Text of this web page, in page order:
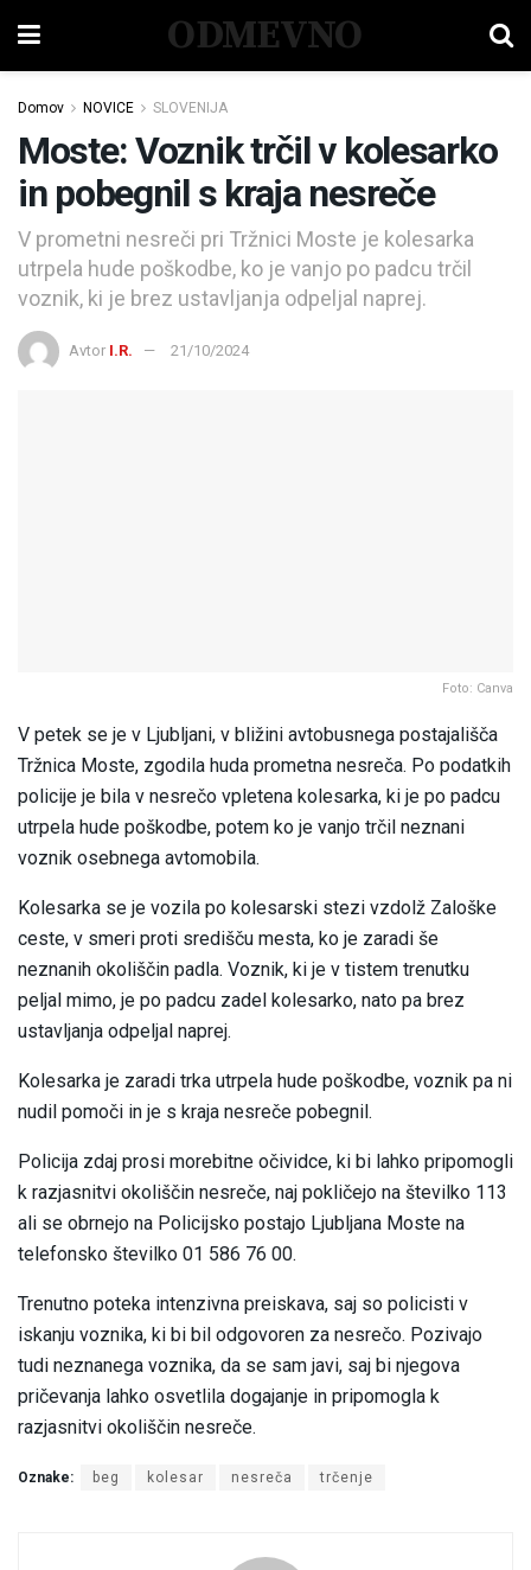
ODMEVNO
Domov NOVICE SLOVENIJA
Moste: Voznik trčil v kolesarko
in pobegnil s kraja nesreče
V prometni nesreči pri Tržnici Moste je kolesarka
utrpela hude poškodbe, ko je vanjo po padcu trčil
voznik, ki je brez ustavljanja odpeljal naprej.
Avtor I.R. 21/10/2024
Foto: Canva
V petek se je v Ljubljani, v bližini avtobusnega postajališča
Tržnica Moste, zgodila huda prometna nesreča. Po podatkih
policije je bila v nesrečo vpletena kolesarka, ki je po padcu
utrpela hude poškodbe, potem ko je vanjo trčil neznani
voznik osebnega avtomobila.
Kolesarka se je vozila po kolesarski stezi vzdolž Zaloške
ceste, v smeri proti središču mesta, ko je zaradi še
neznanih okoliščin padla. Voznik, ki je v tistem trenutku
peljal mimo, je po padcu zadel kolesarko, nato pa brez
ustavljanja odpeljal naprej.
Kolesarka je zaradi trka utrpela hude poškodbe, voznik pa ni
nudil pomoči in je s kraja nesreče pobegnil.
Policija zdaj prosi morebitne očividce, ki bi lahko pripomogli
k razjasnitvi okoliščin nesreče, naj pokličejo na številko 113
ali se obrnejo na Policijsko postajo Ljubljana Moste na
telefonsko številko 01 586 76 00.
Trenutno poteka intenzivna preiskava, saj so policisti v
iskanju voznika, ki bi bil odgovoren za nesrečo. Pozivajo
tudi neznanega voznika, da se sam javi, saj bi njegova
pričevanja lahko osvetlila dogajanje in pripomogla k
razjasnitvi okoliščin nesreče.
Oznake: beg kolesar nesreča trčenje